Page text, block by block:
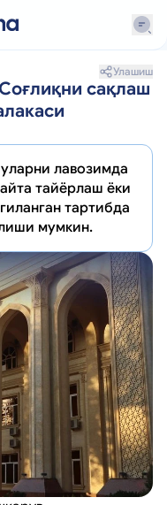
Улашиш
сақлаш
лавозимда
тайёрлаш ёки
тартибда
мумкин.